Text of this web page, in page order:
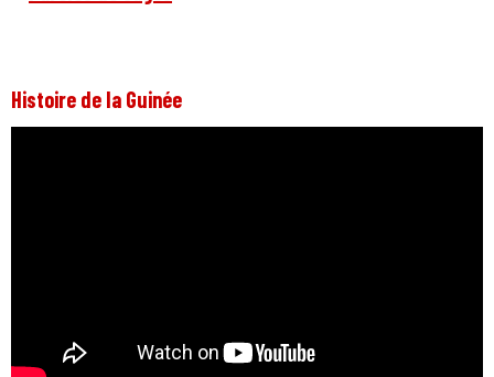
Histoire de la Guinée